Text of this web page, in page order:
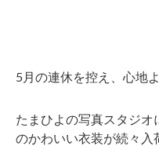
5月の連休を控え、心地
たまひよの写真スタジオ
のかわいい衣装が続々入